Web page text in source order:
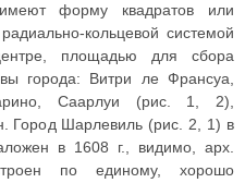
форму квадратов или
кольцевой системой
площадью для сбора
города: Витри ле Франсуа,
Саарлуи (рис. 1, 2),
Город Шарлевиль (рис. 2, 1) в
в 1608 г., видимо, арх.
по единому, хорошо